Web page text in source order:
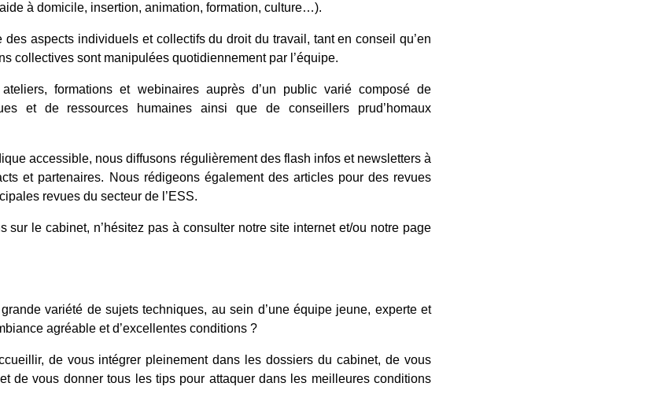
à domicile, insertion, animation, formation, culture…).
des aspects individuels et collectifs du droit du travail, tant en conseil qu’en
collectives sont manipulées quotidiennement par l’équipe.
formations et webinaires auprès d’un public varié composé de
et de ressources humaines ainsi que de conseillers prud’homaux
accessible, nous diffusons régulièrement des flash infos et newsletters à
et partenaires. Nous rédigeons également des articles pour des revues
revues du secteur de l’ESS.
sur le cabinet, n’hésitez pas à consulter notre site internet et/ou notre page
variété de sujets techniques, au sein d’une équipe jeune, experte et
agréable et d’excellentes conditions ?
de vous intégrer pleinement dans les dossiers du cabinet, de vous
de vous donner tous les tips pour attaquer dans les meilleures conditions